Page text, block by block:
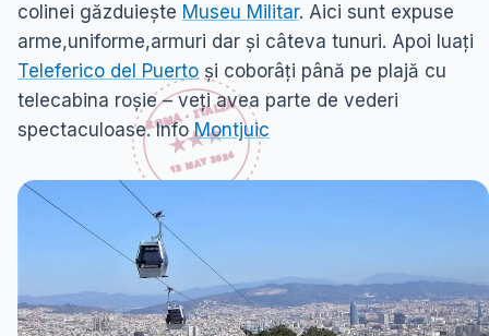
colinei găzduiește Museu Militar. Aici sunt expuse
arme,uniforme,armuri dar și câteva tunuri. Apoi luați
Teleferico del Puerto și coborâți până pe plajă cu
telecabina roșie – veți avea parte de vederi
spectaculoase. InfoMontjuic